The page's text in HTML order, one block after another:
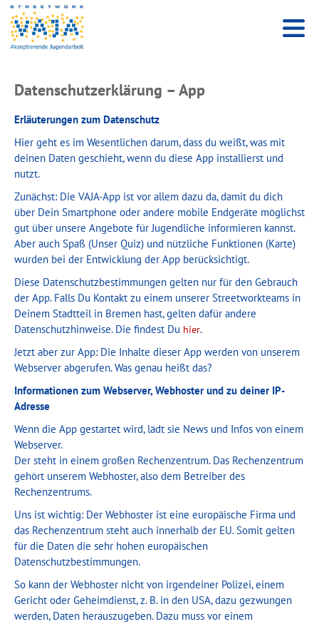
Datenschutzerklärung – App
Erläuterungen zum Datenschutz
Hier geht es im Wesentlichen darum, dass du weißt, was mit
deinen Daten geschieht, wenn du diese App installierst und
nutzt.
Zunächst: Die VAJA-App ist vor allem dazu da, damit du dich
über Dein Smartphone oder andere mobile Endgeräte möglichst
gut über unsere Angebote für Jugendliche informieren kannst.
Aber auch Spaß (Unser Quiz) und nützliche Funktionen (Karte)
wurden bei der Entwicklung der App berücksichtigt.
Diese Datenschutzbestimmungen gelten nur für den Gebrauch
der App. Falls Du Kontakt zu einem unserer Streetworkteams in
Deinem Stadtteil in Bremen hast, gelten dafür andere
Datenschutzhinweise. Die findest Du hier.
Jetzt aber zur App: Die Inhalte dieser App werden von unserem
Webserver abgerufen. Was genau heißt das?
Informationen zum Webserver, Webhoster und zu deiner IP-
Adresse
Wenn die App gestartet wird, lädt sie News und Infos von einem
Webserver.
Der steht in einem großen Rechenzentrum. Das Rechenzentrum
gehört unserem Webhoster, also dem Betreiber des
Rechenzentrums.
Uns ist wichtig: Der Webhoster ist eine europäische Firma und
das Rechenzentrum steht auch innerhalb der EU. Somit gelten
für die Daten die sehr hohen europäischen
Datenschutzbestimmungen.
So kann der Webhoster nicht von irgendeiner Polizei, einem
Gericht oder Geheimdienst, z. B. in den USA, dazu gezwungen
werden, Daten herauszugeben. Dazu muss vor einem